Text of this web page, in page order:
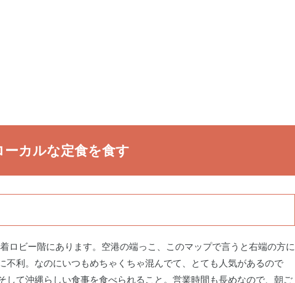
ーカルな定食を食す
ロビー階にあります。空港の端っこ、このマップで言うと右端の方に
不利。なのにいつもめちゃくちゃ混んでて、とても人気があるので
して沖縄らしい食事を食べられること。営業時間も長めなので、朝ご